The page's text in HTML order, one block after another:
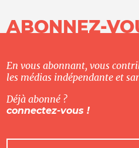
ABONNEZ-
En vous abonnant, vous
les médias indépendante et
Déjà abonné ?
connectez-vous !